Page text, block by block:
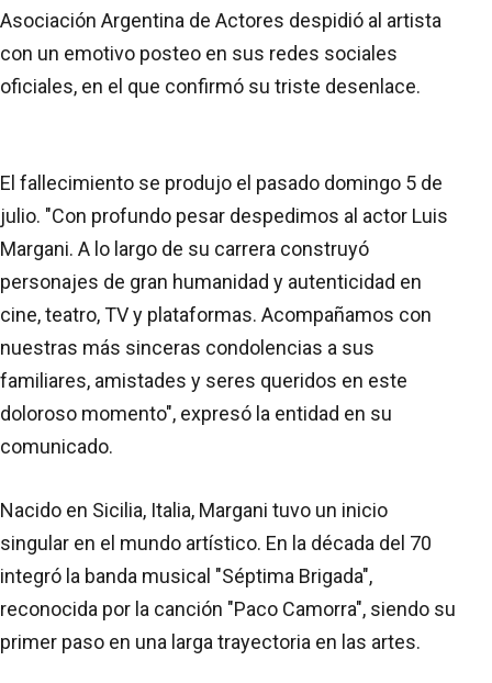
Asociación Argentina de Actores despidió al artista
con un emotivo posteo en sus redes sociales
oficiales, en el que confirmó su triste desenlace.
El fallecimiento se produjo el pasado domingo 5 de
julio. "Con profundo pesar despedimos al actor Luis
Margani. A lo largo de su carrera construyó
personajes de gran humanidad y autenticidad en
cine, teatro, TV y plataformas. Acompañamos con
nuestras más sinceras condolencias a sus
familiares, amistades y seres queridos en este
doloroso momento", expresó la entidad en su
comunicado.
Nacido en Sicilia, Italia, Margani tuvo un inicio
singular en el mundo artístico. En la década del 70
integró la banda musical "Séptima Brigada",
reconocida por la canción "Paco Camorra", siendo su
primer paso en una larga trayectoria en las artes.